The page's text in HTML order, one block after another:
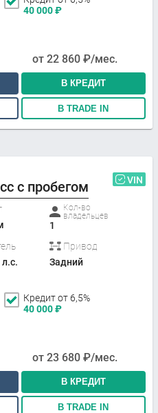
40 000₽
от 22 860 ₽/мес.
В КРЕДИТ
В TRADE IN
с пробегом VIN
Кол-во
владельцев
1
Привод
Задний
Кредит от 6,5%
40 000₽
от 23 680 ₽/мес.
В КРЕДИТ
В TRADE IN